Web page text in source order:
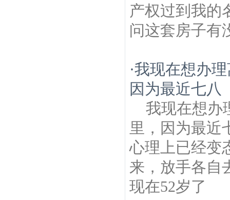
产权过到我的
问这套房子有
·我现在想办
因为最近七八
我现在想办
里，因为最近
心理上已经变
来，放手各自
现在52岁了